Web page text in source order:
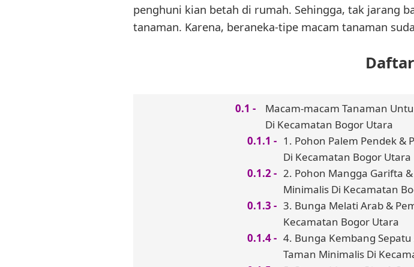
penghuni kian betah di rumah. Sehingga, tak jarang
tanaman. Karena, beraneka-tipe macam tanaman
Macam-macam Tanaman
Di Kecamatan Bogor Utara
1. Pohon Palem Pendek &
Di Kecamatan Bogor Utara
2. Pohon Mangga Garifta
Minimalis Di Kecamatan
3. Bunga Melati Arab &
Kecamatan Bogor Utara
4. Bunga Kembang
Taman Minimalis Di